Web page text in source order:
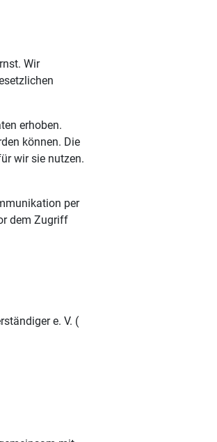
Wir
erhoben.
können. Die
wir sie nutzen.
per
dem Zugriff
e. V. (